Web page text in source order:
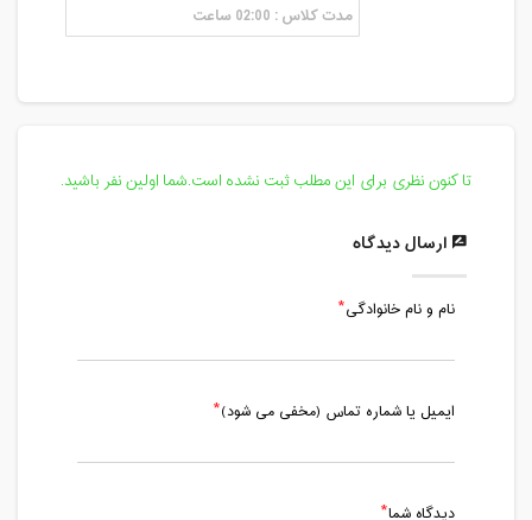
مدت کلاس : 02:00 ساعت
تا کنون نظری برای این مطلب ثبت نشده است.شما اولین نفر باشید.
ارسال دیدگاه
نام و نام خانوادگی
ایمیل یا شماره تماس (مخفی می شود)
دیدگاه شما